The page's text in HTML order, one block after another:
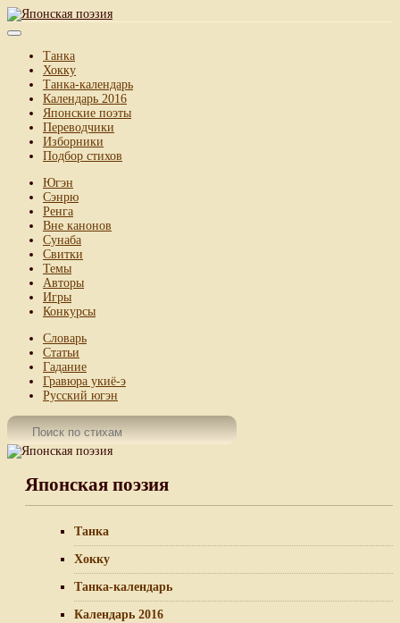
Танка
Хокку
Танка-календарь
Календарь 2016
Японские поэты
Переводчики
Изборники
Подбор стихов
Югэн
Сэнрю
Ренга
Вне канонов
Сунаба
Свитки
Темы
Авторы
Игры
Конкурсы
Словарь
Статьи
Гадание
Гравюра укиё-э
Русский югэн
Японская поэзия
Танка
Хокку
Танка-календарь
Календарь 2016